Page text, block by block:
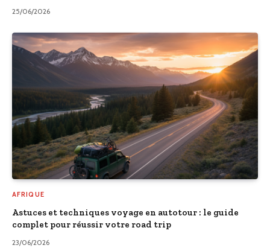
25/06/2026
AFRIQUE
Astuces et techniques voyage en autotour : le guide
complet pour réussir votre road trip
23/06/2026